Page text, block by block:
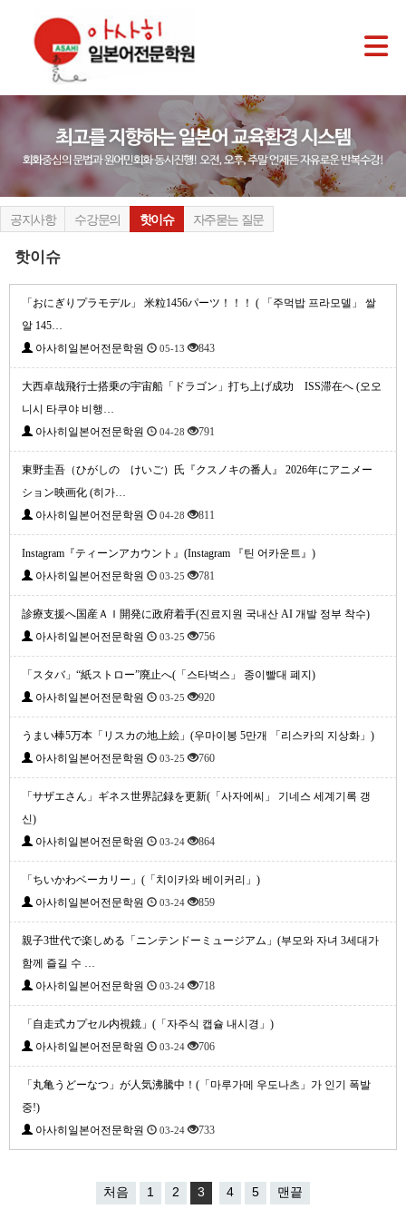
공지사항 수강문의 핫이슈 자주묻는 질문
핫이슈
「おにぎりプラモデル」 米粒1456パーツ！！！ ( 「주먹밥 프라모델」 쌀
알 145…
아사히일본어전문학원
05-13 843
大西卓哉飛行士搭乗の宇宙船「ドラゴン」打ち上げ成功 ISS滞在へ (오오
니시 타쿠야 비행…
아사히일본어전문학원
04-28 791
東野圭吾（ひがしの けいご）氏『クスノキの番人』 2026年にアニメー
ション映画化 (히가…
아사히일본어전문학원
04-28 811
Instagram『ティーンアカウント』(Instagram 『틴 어카운트』)
아사히일본어전문학원
03-25 781
診療支援へ国産ＡＩ開発に政府着手(진료지원 국내산 AI 개발 정부 착수)
아사히일본어전문학원
03-25 756
「スタバ」“紙ストロー”廃止へ(「스타벅스」 종이빨대 폐지)
아사히일본어전문학원
03-25 920
うまい棒5万本「リスカの地上絵」(우마이봉 5만개 「리스카의 지상화」)
아사히일본어전문학원
03-25 760
「サザエさん」ギネス世界記録を更新(「사자에씨」 기네스 세계기록 갱
신)
아사히일본어전문학원
03-24 864
「ちいかわベーカリー」(「치이카와 베이커리」)
아사히일본어전문학원
03-24 859
親子3世代で楽しめる「ニンテンドーミュージアム」(부모와 자녀 3세대가
함께 즐길 수 …
아사히일본어전문학원
03-24 718
「自走式カプセル内視鏡」(「자주식 캡슐 내시경」)
아사히일본어전문학원
03-24 706
「丸亀うどーなつ」が人気沸騰中！(「마루가메 우도나츠」가 인기 폭발
중!)
아사히일본어전문학원
03-24 733
처음 1 2 3 4 5 맨끝